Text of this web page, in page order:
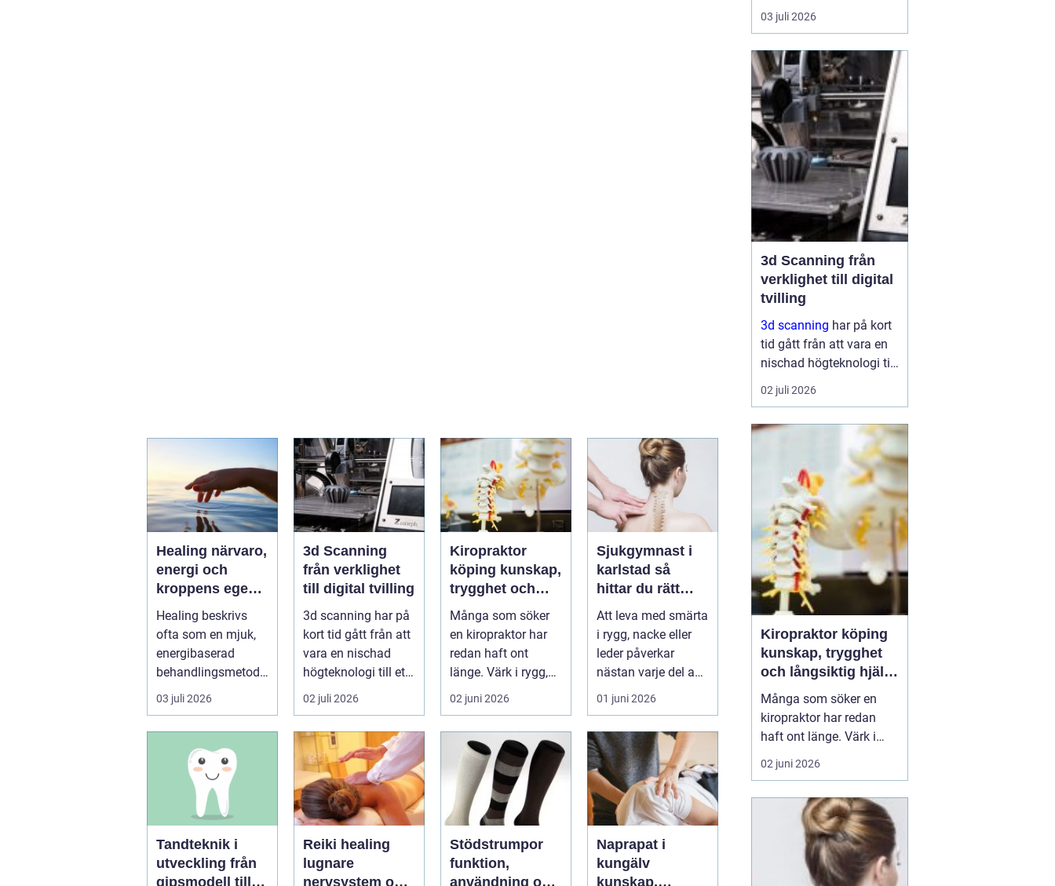
Healing närvaro,
energi och
kroppens egen
förmåga att läka
Healing beskrivs
ofta som en mjuk,
energibaserad
behandlingsmetod
som stödjer
kroppens egen
läknings...
03 juli 2026
3d Scanning
från verklighet
till digital tvilling
3d scanning har på
kort tid gått från att
vara en nischad
högteknologi till ett
praktiskt verktyg
fö...
02 juli 2026
Kiropraktor
köping kunskap,
trygghet och
långsiktig hjälp
för ryggen
Många som söker
en kiropraktor har
redan haft ont
länge. Värk i rygg,
nacke eller huvud
blir lätt en...
02 juni 2026
Sjukgymnast i
karlstad så
hittar du rätt
hjälp för smärta
och besvär
Att leva med smärta
i rygg, nacke eller
leder påverkar
nästan varje del av
vardagen. En
person som s...
01 juni 2026
Tandteknik i
utveckling från
gipsmodell till
Reiki healing
lugnare
nervsystem och
Stödstrumpor
funktion,
användning och
Naprapat i
kungälv
kunskap,
behandlingsmetod som
stödjer kroppens egen
ligger på balans, lugn
och ökad närvaro
snarare än snabba
mirakel. Många som
provar upplever ...
03 juli 2026
3d Scanning från
verklighet till digital
tvilling
3d scanning har på kort
tid gått från att vara en
nischad högteknologi till
ett praktiskt verktyg för
företag, fastighetsägare
verkligheten med laser
och kamera skapas...
02 juli 2026
Kiropraktor köping
kunskap, trygghet
och långsiktig hjälp
för ryggen
Många som söker en
kiropraktor har redan
haft ont länge. Värk i
rygg, nacke eller huvud
blir lätt en del av
låser sig helt eller
smärtan gör det svårt att
jobba, sova eller träna.
För den som letar efter
02 juni 2026